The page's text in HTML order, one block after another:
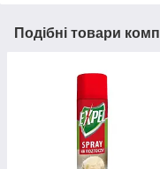
Подібні товари